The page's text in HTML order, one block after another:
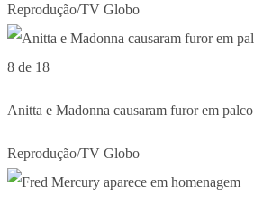
Reprodução/TV Globo
8 de 18
Anitta e Madonna causaram furor em palco
Reprodução/TV Globo